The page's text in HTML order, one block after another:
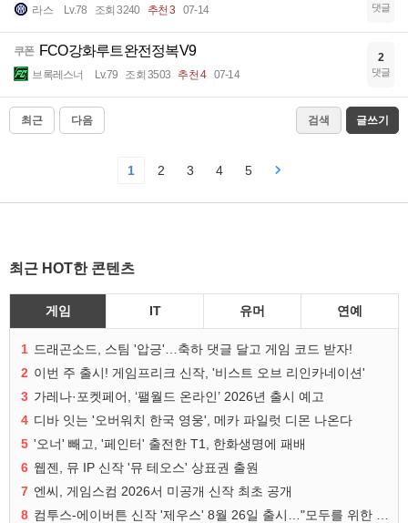
라스 Lv.78 조회 3240 추천 3 07-14 댓글
쿠폰 FCO강화루트완전정복V9
브록레스너 Lv.79 조회 3503 추천 4 07-14
2
댓글
최근 다음 검색 글쓰기
1 2 3 4 5
최근 HOT한 콘텐츠
게임 IT 유머 연예
1 드래곤소드, 스팀 '압긍'…축하 댓글 달고 게임 코드 받자!
2 이번 주 출시! 게임프리크 신작, '비스트 오브 리인카네이션'
3 가레나·포켓페어, ‘팰월드 온라인’ 2026년 출시 예고
4 디바 잇는 '오버워치 한국 영웅', 메카 파일럿 디몬 나온다
5 '오너' 빼고, '페인터' 출전한 T1, 한화생명에 패배
6 웹젠, 뮤 IP 신작 '뮤 테오스' 상표권 출원
7 엔씨, 게임스컴 2026서 미공개 신작 최초 공개
8